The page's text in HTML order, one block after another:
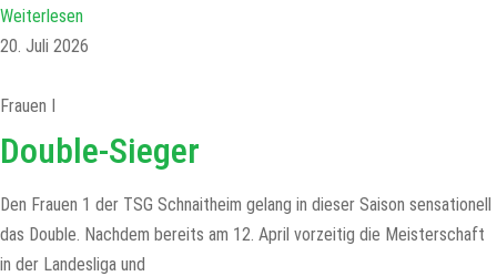
Weiterlesen
20. Juli 2026
Frauen I
Double-Sieger
Den Frauen 1 der TSG Schnaitheim gelang in dieser Saison sensationell
das Double. Nachdem bereits am 12. April vorzeitig die Meisterschaft
in der Landesliga und